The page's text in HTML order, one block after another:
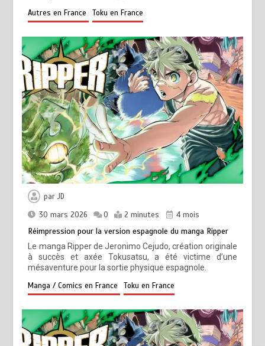
Autres en France
Toku en France
parJD
30 mars 2026
0 2 minutes 4 mois
Réimpression pour la version espagnole du manga Ripper
Le manga Ripper de Jeronimo Cejudo, création originale
à succès et axée Tokusatsu, a été victime d’une
mésaventure pour la sortie physique espagnole.
Manga / Comics en France
Toku en France